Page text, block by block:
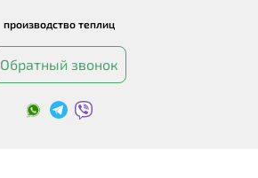
производство теплиц
Обратный звонок